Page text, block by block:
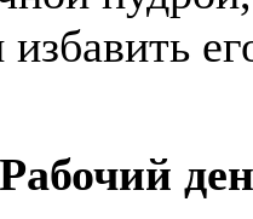
Рабочий